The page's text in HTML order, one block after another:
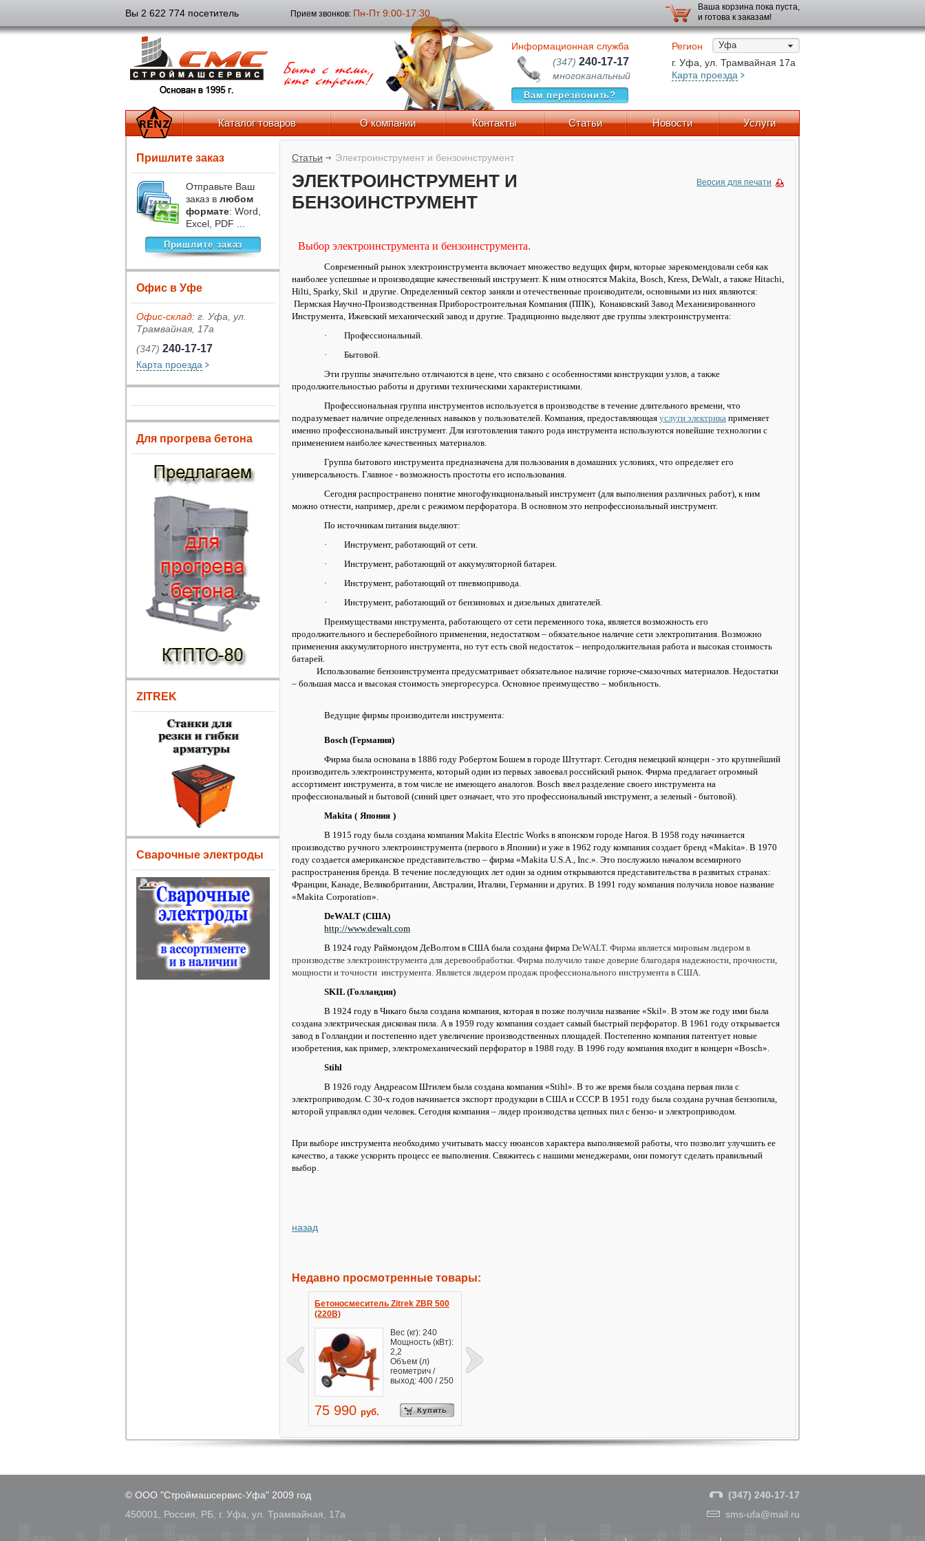
Вы 2 622 774 посетитель Прием звонков: Пн-Пт 9:00-17:30
Ваша корзина пока пуста,
и готова к заказам!
Информационная служба
(347) 240-17-17
многоканальный
Вам перезвонить?
Регион Уфа
г. Уфа, ул. Трамвайная 17а
Карта проезда
Каталог товаров О компании Контакты Статьи Новости Услуги
Пришлите заказ
Отправьте Ваш
заказ в любом
формате: Word,
Excel, PDF ...
Пришлите заказ
Офис в Уфе
Офис-склад: г. Уфа, ул.
Трамвайная, 17а
(347) 240-17-17
Карта проезда
Для прогрева бетона
ZITREK
Сварочные электроды
Статьи Электроинструмент и бензоинструмент
Версия для печати
ЭЛЕКТРОИНСТРУМЕНТ И
БЕНЗОИНСТРУМЕНТ
Выбор электроинструмента и бензоинструмента.
Современный рынок электроинструмента включает множество ведущих фирм, которые зарекомендовали себя как
наиболее успешные и производящие качественный инструмент. К ним относятся Makita, Bosch, Kress, DeWalt, а также Hitachi,
Hilti, Sparky, Skil и другие. Определенный сектор заняли и отечественные производители, основными из них являются:
Пермская Научно-Производственная Приборостроительная Компания (ППК), Конаковский Завод Механизированного
Инструмента, Ижевский механический завод и другие. Традиционно выделяют две группы электроинструмента:
·
Профессиональный.
·
Бытовой.
Эти группы значительно отличаются в цене, что связано с особенностями конструкции узлов, а также
продолжительностью работы и другими техническими характеристиками.
Профессиональная группа инструментов используется в производстве в течение длительного времени, что
подразумевает наличие определенных навыков у пользователей. Компания, предоставляющая услуги электрика применяет
именно профессиональный инструмент. Для изготовления такого рода инструмента используются новейшие технологии с
применением наиболее качественных материалов.
Группа бытового инструмента предназначена для пользования в домашних условиях, что определяет его
универсальность. Главное - возможность простоты его использования.
Сегодня распространено понятие многофункциональный инструмент (для выполнения различных работ), к ним
можно отнести, например, дрели с режимом перфоратора. В основном это непрофессиональный инструмент.
По источникам питания выделяют:
·
Инструмент, работающий от сети.
·
Инструмент, работающий от аккумуляторной батареи.
·
Инструмент, работающий от пневмопривода.
·
Инструмент, работающий от бензиновых и дизельных двигателей.
Преимуществами инструмента, работающего от сети переменного тока, является возможность его
продолжительного и бесперебойного применения, недостатком – обязательное наличие сети электропитания. Возможно
применения аккумуляторного инструмента, но тут есть свой недостаток – непродолжительная работа и высокая стоимость
батарей.
Использование бензоинструмента предусматривает обязательное наличие горюче-смазочных материалов. Недостатки
– большая масса и высокая стоимость энергоресурса. Основное преимущество – мобильность.
Ведущие фирмы производители инструмента:
Bosch (Германия)
Фирма была основана в 1886 году Робертом Бошем в городе Штутгарт. Сегодня немецкий концерн - это крупнейший
производитель электроинструмента, который один из первых завоевал российский рынок. Фирма предлагает огромный
ассортимент инструмента, в том числе не имеющего аналогов. Bosch ввел разделение своего инструмента на
профессиональный и бытовой (синий цвет означает, что это профессиональный инструмент, а зеленый - бытовой).
Makita ( Япония )
В 1915 году была создана компания Makita Electric Works в японском городе Нагоя. В 1958 году начинается
производство ручного электроинструмента (первого в Японии) и уже в 1962 году компания создает бренд «Makita». В 1970
году создается американское представительство – фирма «Makita U.S.A., Inc.». Это послужило началом всемирного
распространения бренда. В течение последующих лет один за одним открываются представительства в развитых странах:
Франции, Канаде, Великобритании, Австралии, Италии, Германии и других. В 1991 году компания получила новое название
«Makita Corporation».
DeWALT (США)
http://www.dewalt.com
В 1924 году Раймондом ДеВолтом в США была создана фирмаDeWALT. Фирма является мировым лидером в
производстве электроинструмента для деревообработки. Фирма получило такое доверие благодаря надежности, прочности,
мощности и точности инструмента. Является лидером продаж профессионального инструмента в США.
SKIL (Голландия)
В 1924 году в Чикаго была создана компания, которая в позже получила название «Skil». В этом же году ими была
создана электрическая дисковая пила. А в 1959 году компания создает самый быстрый перфоратор. В 1961 году открывается
завод в Голландии и постепенно идет увеличение производственных площадей. Постепенно компания патентует новые
изобретения, как пример, электромеханический перфоратор в 1988 году. В 1996 году компания входит в концерн «Bosch».
Stihl
В 1926 году Андреасом Штилем была создана компания «Stihl». В то же время была создана первая пила с
электроприводом. С 30-х годов начинается экспорт продукции в США и СССР. В 1951 году была создана ручная бензопила,
которой управлял один человек. Сегодня компания – лидер производства цепных пил с бензо- и электроприводом.
При выборе инструмента необходимо учитывать массу нюансов характера выполняемой работы, что позволит улучшить ее
качество, а также ускорить процесс ее выполнения. Свяжитесь с нашими менеджерами, они помогут сделать правильный
выбор.
назад
Недавно просмотренные товары:
Бетоносмеситель Zitrek ZBR 500
(220В)
Вес (кг): 240
Мощность (кВт):
2,2
Объем (л)
геометрич /
выход: 400 / 250
75 990 руб. Купить
© ООО "Строймашсервис-Уфа" 2009 год
450001, Россия, РБ, г. Уфа, ул. Трамвайная, 17а
(347) 240-17-17
sms-ufa@mail.ru